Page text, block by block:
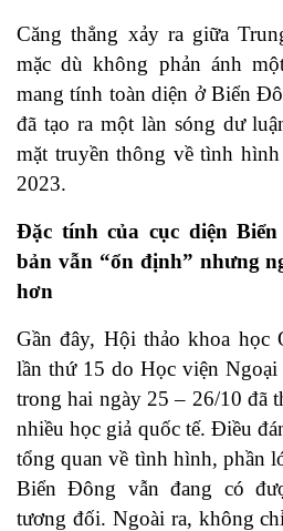
Căng thẳng xảy ra giữa
mặc dù không phản ánh
mang tính toàn diện ở Biển
đã tạo ra một làn sóng dư
mặt truyền thông về tình
2023.
Đặc tính của cục diện
bản vẫn “ổn định” nhưng
hơn
Gần đây, Hội thảo khoa học
lần thứ 15 do Học viện
trong hai ngày 25 – 26/10 đã
nhiều học giả quốc tế. Điều
tổng quan về tình hình, phần
Biển Đông vẫn đang có
tương đối. Ngoài ra, không